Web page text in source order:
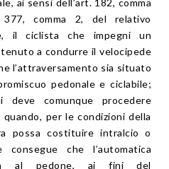
ai sensi dell’art. 182, comma
comma 2, del relativo
il ciclista che impegni un
a condurre il velocipede
l’attraversamento sia situato
pedonale e ciclabile;
comunque procedere
per le condizioni della
possa costituire intralcio o
che l’automatica
al pedone, ai fini del